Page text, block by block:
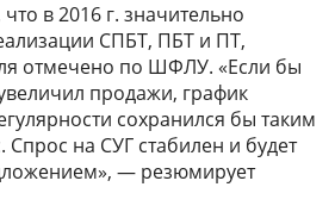
в 2016 г. значительно
СПБТ, ПБТ и ПТ,
отмечено по ШФЛУ. «Если бы
продажи, график
сохранился бы таким
Спрос на СУГ стабилен и будет
— резюмирует